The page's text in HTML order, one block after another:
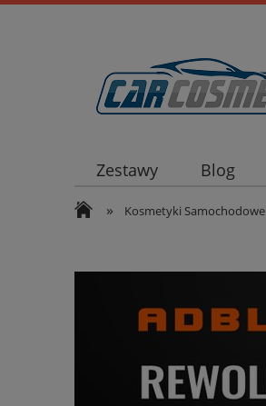
Zestawy Blog
» Kosmetyki Samochodowe